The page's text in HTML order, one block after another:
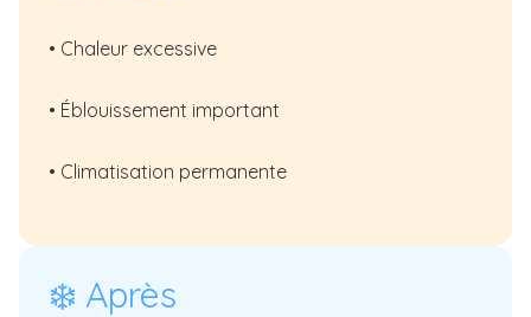
• Chaleur excessive
• Éblouissement important
• Climatisation permanente
❄️ Après